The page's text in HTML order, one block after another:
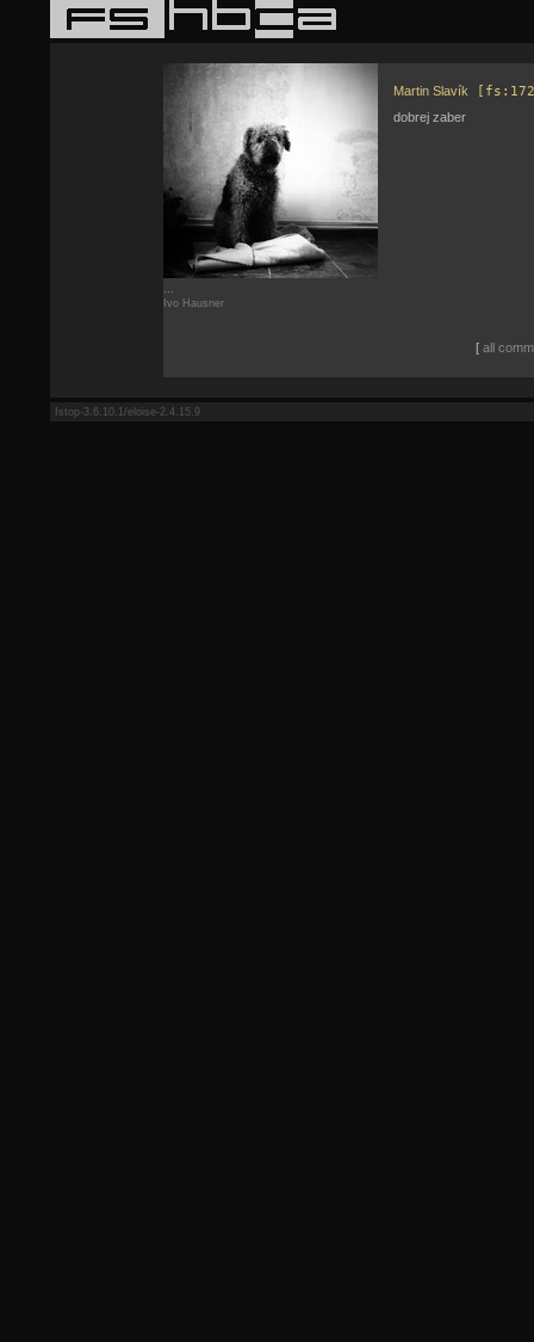
...
Ivo Hausner
Martin Slavík
dobrej zaber
[ all
fstop-3.6.10.1/eloise-2.4.15.9